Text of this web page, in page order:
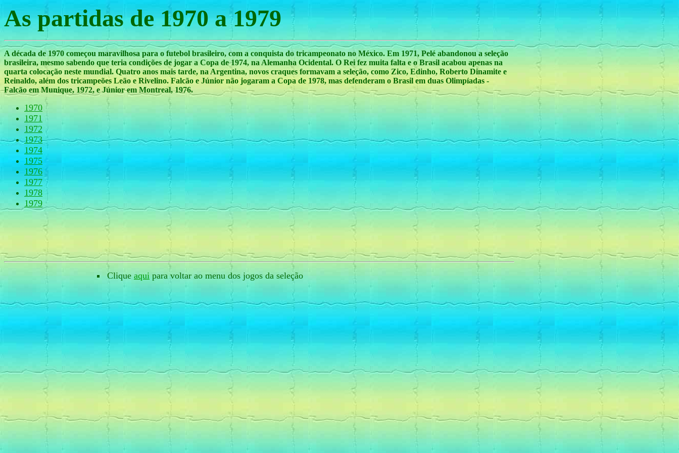
As partidas de 1970 a 1979
A década de 1970 começou maravilhosa para o futebol brasileiro, com a conquista do tricampeonato no México. Em 1971, Pelé abandonou a seleção
brasileira, mesmo sabendo que teria condições de jogar a Copa de 1974, na Alemanha Ocidental. O Rei fez muita falta e o Brasil acabou apenas na
quarta colocação neste mundial. Quatro anos mais tarde, na Argentina, novos craques formavam a seleção, como Zico, Edinho, Roberto Dinamite e
Reinaldo, além dos tricampeões Leão e Rivelino. Falcão e Júnior não jogaram a Copa de 1978, mas defenderam o Brasil em duas Olimpíadas -
Falcão em Munique, 1972, e Júnior em Montreal, 1976.
1970
1971
1972
1973
1974
1975
1976
1977
1978
1979
Clique aqui para voltar ao menu dos jogos da seleção